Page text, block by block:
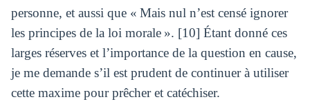
personne, et aussi que « Mais nul n’est censé ignorer
les principes de la loi morale ». [10] Étant donné ces
larges réserves et l’importance de la question en cause,
je me demande s’il est prudent de continuer à utiliser
cette maxime pour prêcher et catéchiser.